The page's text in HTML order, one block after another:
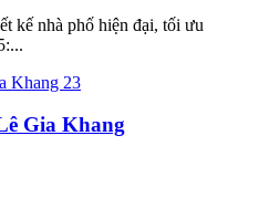
kế nhà phố hiện đại, tối ưu
Gia Khang